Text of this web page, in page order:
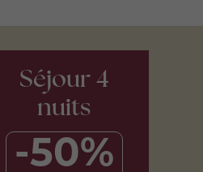
Séjour 4
nuits
-50%